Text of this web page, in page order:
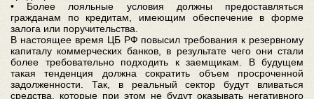
• Более лояльные условия должны предоставляться
гражданам по кредитам, имеющим обеспечение в форме
залога или поручительства.
В настоящее время ЦБ РФ повысил требования к резервному
капиталу коммерческих банков, в результате чего они стали
более требовательно подходить к заемщикам. В будущем
такая тенденция должна сократить объем просроченной
задолженности. Так, в реальный сектор будут вливаться
средства, которые при этом не будут оказывать негативного